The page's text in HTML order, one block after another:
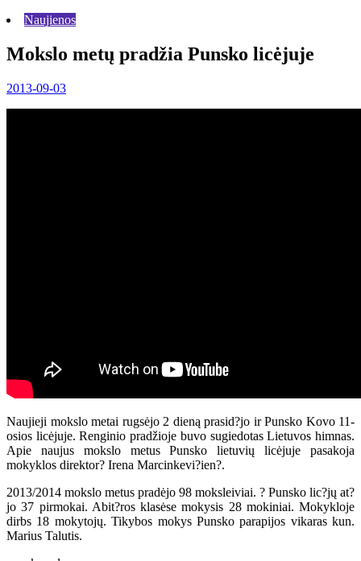
Naujienos
Mokslo metų pradžia Punsko licėjuje
2013-09-03
Naujieji mokslo metai rugsėjo 2 dieną prasid?jo ir Punsko Kovo 11-
osios licėjuje. Renginio pradžioje buvo sugiedotas Lietuvos himnas.
Apie naujus mokslo metus Punsko lietuvių licėjuje pasakoja
mokyklos direktor? Irena Marcinkevi?ien?.
2013/2014 mokslo metus pradėjo 98 moksleiviai. ? Punsko lic?jų at?
jo 37 pirmokai. Abit?ros klasėse mokysis 28 mokiniai. Mokykloje
dirbs 18 mokytojų. Tikybos mokys Punsko parapijos vikaras kun.
Marius Talutis.